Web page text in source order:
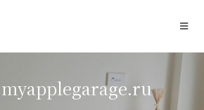
myapplegarage.ru